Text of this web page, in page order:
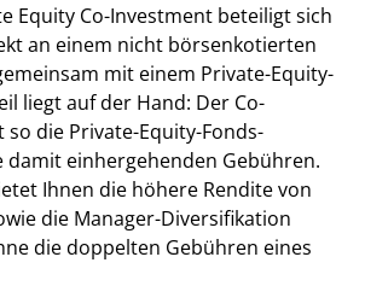
Equity Co-Investment beteiligt sich
an einem nicht börsenkotierten
mit einem Private-Equity-
liegt auf der Hand: Der Co-
die Private-Equity-Fonds-
einhergehenden Gebühren.
Ihnen die höhere Rendite von
die Manager-Diversifikation
die doppelten Gebühren eines